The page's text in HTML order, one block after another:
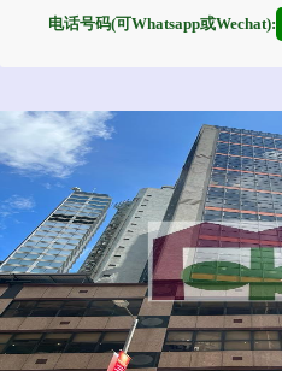
电话号码(可Whatsapp或Wechat):